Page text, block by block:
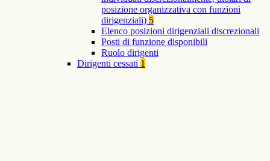
posizione organizzativa con funzioni
dirigenziali) 5
Elenco posizioni dirigenziali discrezionali
Posti di funzione disponibili
Ruolo dirigenti
Dirigenti cessati 1